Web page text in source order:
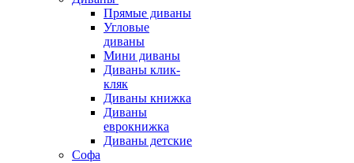
Прямые диваны
Угловые
диваны
Мини диваны
Диваны клик-
кляк
Диваны книжка
Диваны
еврокнижка
Диваны детские
Софа